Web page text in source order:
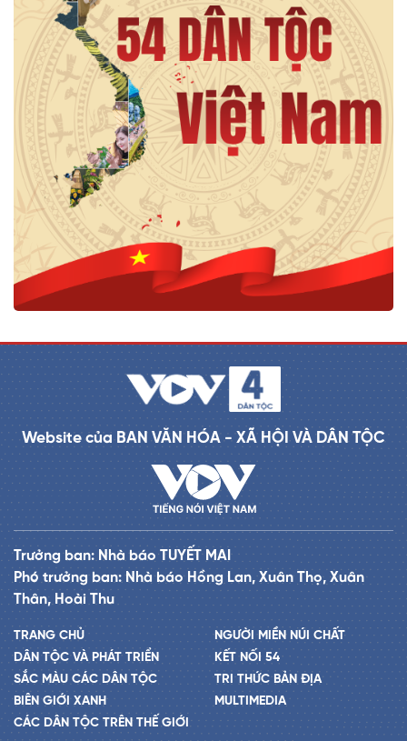
Website của BAN VĂN HÓA - XÃ HỘI VÀ DÂN TỘC
Trưởng ban: Nhà báo TUYẾT MAI
Phó trưởng ban: Nhà báo Hồng Lan, Xuân Thọ, Xuân
Thân, Hoài Thu
TRANG CHỦ
DÂN TỘC VÀ PHÁT TRIỂN
SẮC MÀU CÁC DÂN TỘC
BIÊN GIỚI XANH
CÁC DÂN TỘC TRÊN THẾ GIỚI
NGƯỜI MIỀN NÚI CHẤT
KẾT NỐI 54
TRI THỨC BẢN ĐỊA
MULTIMEDIA